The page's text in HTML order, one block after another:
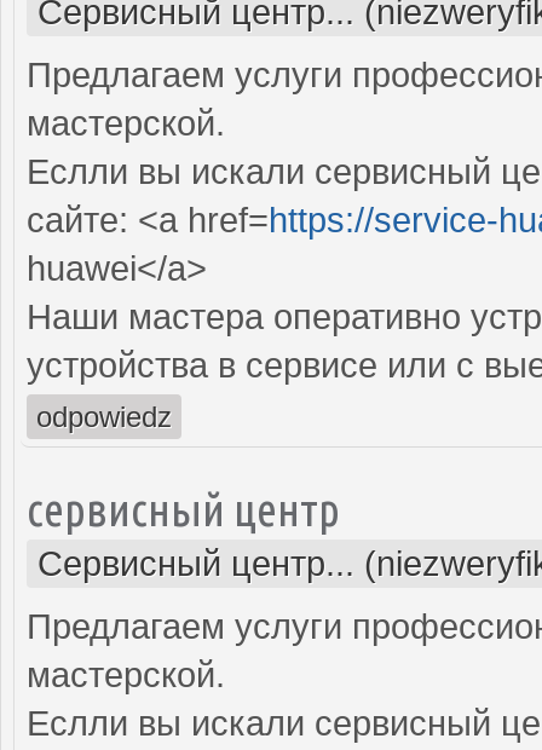
Сервисный центр...
Предлагаем услуги
мастерской.
Еслли вы искали сервисный
сайте: <a href=https://service-
huawei</a>
Наши мастера оперативно
устройства в сервисе или с
odpowiedz
сервисный центр
Сервисный центр...
Предлагаем услуги
мастерской.
Еслли вы искали сервисный